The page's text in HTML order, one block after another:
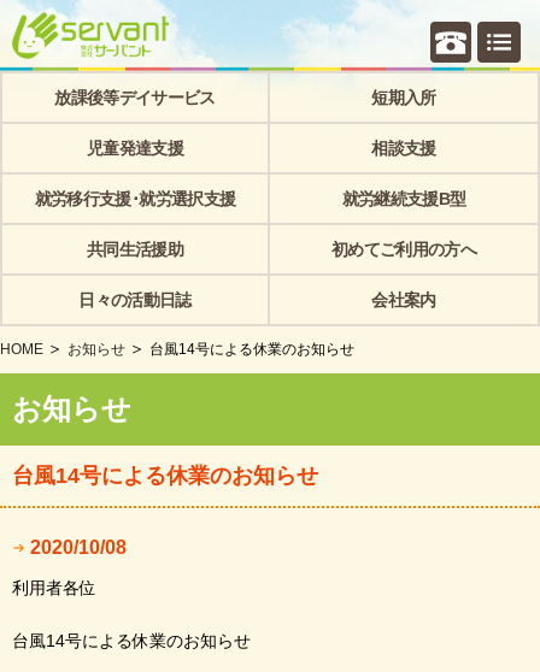
個別相
放課後等デイサービス 短期入所
児童発達支援 相談支援
就労移行支援･就労選択支援 就労継続支援B型
共同生活援助 初めてご利用の方へ
日々の活動日誌 会社案内
HOME お知らせ 台風14号による休業のお知らせ
お知らせ
台風14号による休業のお知らせ
2020/10/08
利用者各位
台風14号による休業のお知らせ